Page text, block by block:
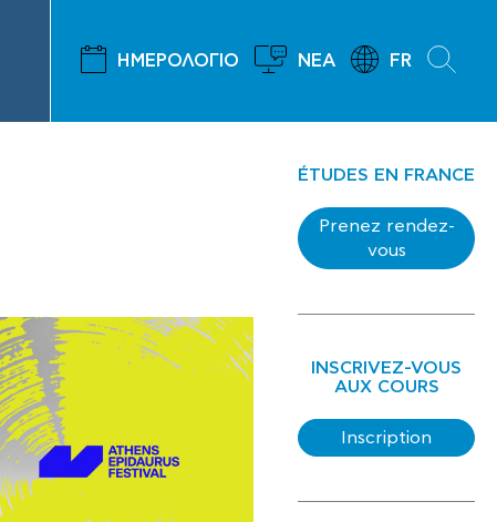
ΗΜΕΡΟΛΟΓΙΟ ΝΕΑ FR
ÉTUDES EN FRANCE
Prenez rendez-
vous
INSCRIVEZ-VOUS
AUX COURS
Inscription